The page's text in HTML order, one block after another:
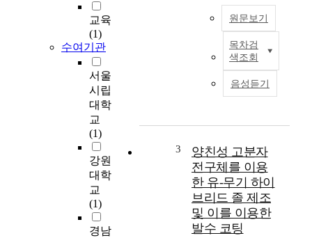
교육
(1)
수여기관
서울
시립
대학
교
(1)
강원
대학
교
(1)
경남
원문보기
목차검
색조회
음성듣기
3
양친성 고분자
전구체를 이용
한 유-무기 하이
브리드 졸 제조
및 이를 이용한
발수 코팅